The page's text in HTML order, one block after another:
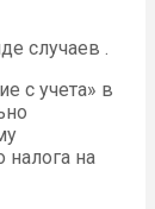
случаев .
с учета» в
налога на